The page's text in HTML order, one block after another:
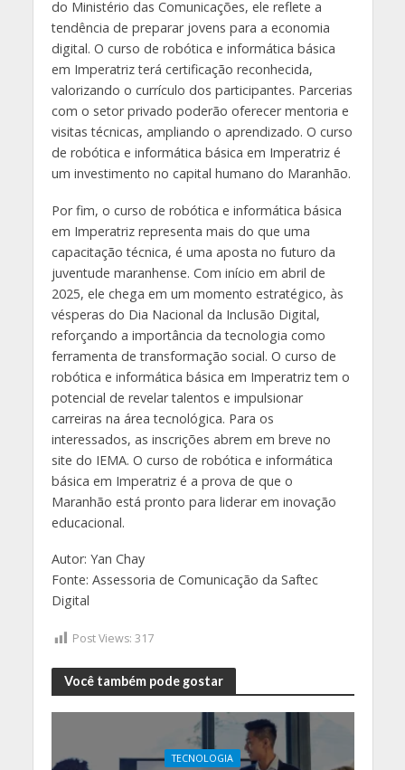
do Ministério das Comunicações, ele reflete a
tendência de preparar jovens para a economia
digital. O curso de robótica e informática básica
em Imperatriz terá certificação reconhecida,
valorizando o currículo dos participantes. Parcerias
com o setor privado poderão oferecer mentoria e
visitas técnicas, ampliando o aprendizado. O curso
de robótica e informática básica em Imperatriz é
um investimento no capital humano do Maranhão.
Por fim, o curso de robótica e informática básica
em Imperatriz representa mais do que uma
capacitação técnica, é uma aposta no futuro da
juventude maranhense. Com início em abril de
2025, ele chega em um momento estratégico, às
vésperas do Dia Nacional da Inclusão Digital,
reforçando a importância da tecnologia como
ferramenta de transformação social. O curso de
robótica e informática básica em Imperatriz tem o
potencial de revelar talentos e impulsionar
carreiras na área tecnológica. Para os
interessados, as inscrições abrem em breve no
site do IEMA. O curso de robótica e informática
básica em Imperatriz é a prova de que o
Maranhão está pronto para liderar em inovação
educacional.
Autor: Yan Chay
Fonte: Assessoria de Comunicação da Saftec
Digital
Post Views: 317
Você também pode gostar
TECNOLOGIA